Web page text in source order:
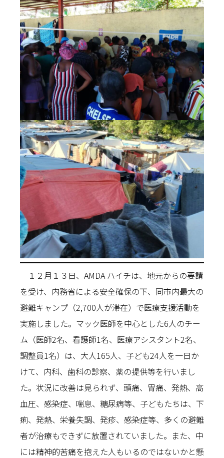
１２月１３日、AMDA ハイチは、地元からの要請
を受け、内務省による安全確保の下、同市内最大の
避難キャンプ（2,700人が滞在）で医療支援活動を
実施しました。マック医師を中心とした6人のチー
ム（医師2名、看護師1名、医療アシスタント2名、
調整員1名）は、大人165人、子ども24人を一日か
けて、内科、歯科の診察、薬の提供等を行いまし
た。状況に改善は見られず、頭痛、胃痛、発熱、高
血圧、感染症、喘息、糖尿病等、子どもたちは、下
痢、発熱、栄養失調、発疹、感染症等、多くの避難
者が治療もできずに放置されていました。また、中
には精神的苦痛を抱えた人もいるのではないかと懸